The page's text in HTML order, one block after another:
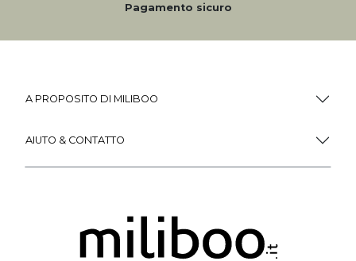
Pagamento sicuro
A PROPOSITO DI MILIBOO
AIUTO & CONTATTO